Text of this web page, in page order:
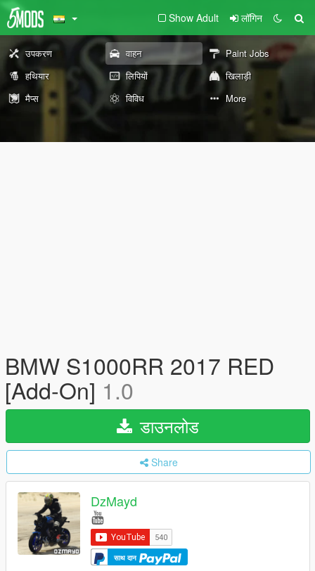
Show Adult लॉगिन
उपकरण वाहन
Paint Jobs
हथियार
लिपियों
खिलाड़ी
मैप्स
विविध More
BMW S1000RR 2017 RED
[Add-On] 1.0
डाउनलोड
Share
DzMayd
साथ दान